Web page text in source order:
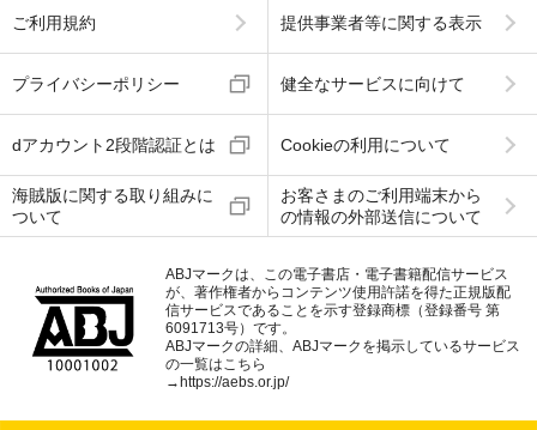
ご利用規約 提供事業者等に関する表示
プライバシーポリシー 健全なサービスに向けて
dアカウント2段階認証とは Cookieの利用について
海賊版に関する取り組みに
ついて
お客さまのご利用端末から
の情報の外部送信について
ABJマークは、この電子書店・電子書籍配信サービス
が、著作権者からコンテンツ使用許諾を得た正規版配
信サービスであることを示す登録商標（登録番号 第
6091713号）です。
ABJマークの詳細、ABJマークを掲示しているサービス
の一覧はこちら
→ https://aebs.or.jp/